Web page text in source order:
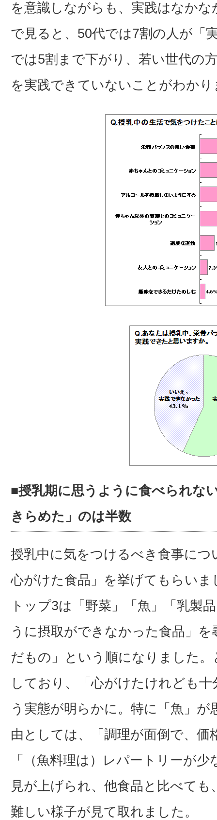
を意識しながらも、実践はなか
で見ると、50代では7割の人が「
では5割まで下がり、若い世代の
を実践できていないことがわか
■授乳期に思うように食べられな
きらめた」のは半数
授乳中に気をつけるべき食事に
心がけた食品」を挙げてもらい
トップ3は「野菜」「魚」「乳製
うに摂取ができなかった食品」
だもの」という順になりました
しており、「心がけたけれども
う実態が明らかに。特に「魚」
由としては、「調理が面倒で、価
「（魚料理は）レパートリーが
見が上げられ、他食品と比べて
難しい様子が見て取れました。